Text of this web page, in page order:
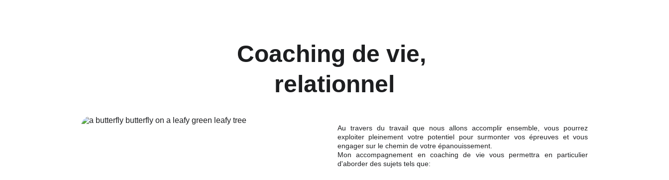
Coaching de vie,
relationnel
Au travers du travail que nous allons accomplir ensemble, vous pourrez
exploiter pleinement votre potentiel pour surmonter vos épreuves et vous
engager sur le chemin de votre épanouissement.
Mon accompagnement en coaching de vie vous permettra en particulier
d'aborder des sujets tels que: